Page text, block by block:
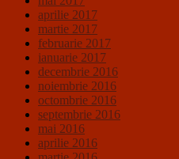
aprilie 2017
martie 2017
februarie 2017
ianuarie 2017
decembrie 2016
noiembrie 2016
octombrie 2016
septembrie 2016
mai 2016
aprilie 2016